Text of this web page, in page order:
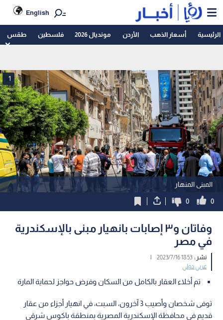
English
الرئيسية أسعار الذهب الأردن مونديال 2026 فلسطين طقس
المبنى المنهار
1
0
0
وفاتان و٣ إصابات بانهيار مبنى بالإسكندرية
في مصر
نشر :18:53 2023/7/16
|
عربي دولي
تم أخلاء العقار بالكامل من السكان وفرض حواجز لحماية المارة
توفى شخصان وأصيب 3 آخرون، السبت، في انهيار أجزاء من عقار
قديم في محافظة الإسكندرية المصرية بمنطقة باكوس شرقي